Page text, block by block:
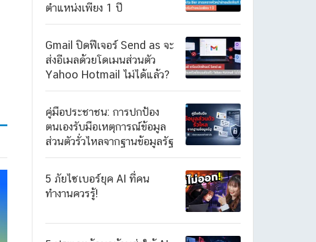
ตำแหน่งเพียง 1 ปี
Gmail ปิดฟีเจอร์ Send as จะ
ส่งอีเมลด้วยโดเมนส่วนตัว
Yahoo Hotmail ไม่ได้แล้ว?
คู่มือประชาชน: การปกป้อง
ตนเองรับมือเหตุการณ์ข้อมูล
ส่วนตัวรั่วไหลจากฐานข้อมูลรัฐ
5 ภัยไซเบอร์ยุค AI ที่คน
ทำงานควรรู้!